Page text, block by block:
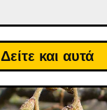
Δείτε και αυτά